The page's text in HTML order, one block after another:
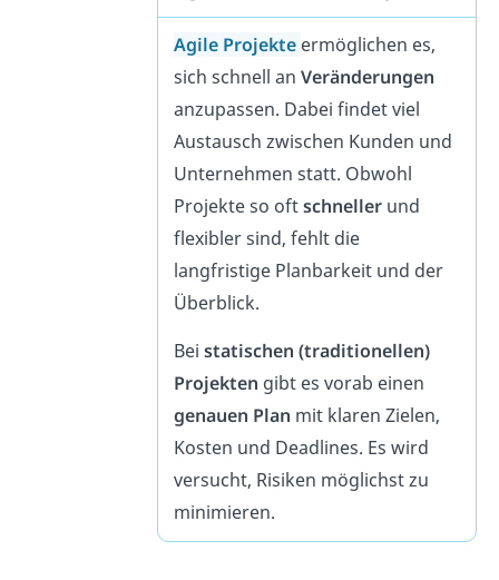
Agile Projekte ermöglichen es,
sich schnell an Veränderungen
anzupassen. Dabei findet viel
Austausch zwischen Kunden und
Unternehmen statt. Obwohl
Projekte so oftschnellerund
flexibler sind, fehlt die
langfristige Planbarkeit und der
Überblick.
Bei statischen (traditionellen)
Projekten gibt es vorab einen
genauen Plan mit klaren Zielen,
Kosten und Deadlines. Es wird
versucht, Risiken möglichst zu
minimieren.